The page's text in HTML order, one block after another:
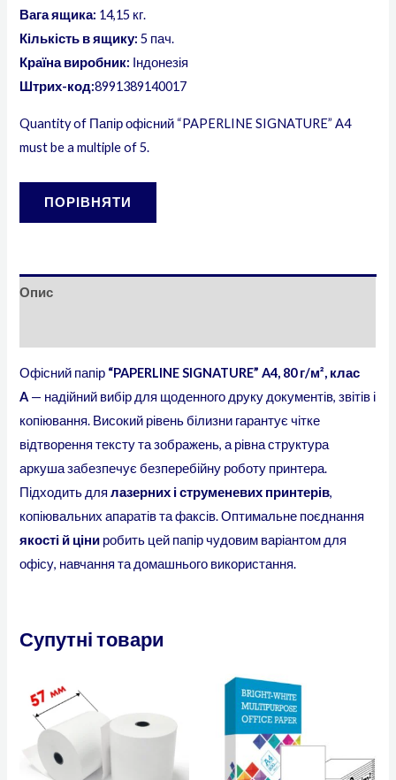
Вага ящика: 14,15 кг.
Кількість в ящику: 5 пач.
Країна виробник: Індонезія
Штрих-код:8991389140017
Quantity of Папір офісний “PAPERLINE SIGNATURE” А4
must be a multiple of 5.
ПОРІВНЯТИ
Опис
Офісний папір “PAPERLINE SIGNATURE” A4, 80 г/м², клас
A — надійний вибір для щоденного друку документів, звітів і
копіювання. Високий рівень білизни гарантує чітке
відтворення тексту та зображень, а рівна структура
аркуша забезпечує безперебійну роботу принтера.
Підходить длялазерних і струменевих принтерів,
копіювальних апаратів та факсів. Оптимальне поєднання
якості й ціни робить цей папір чудовим варіантом для
офісу, навчання та домашнього використання.
Супутні товари